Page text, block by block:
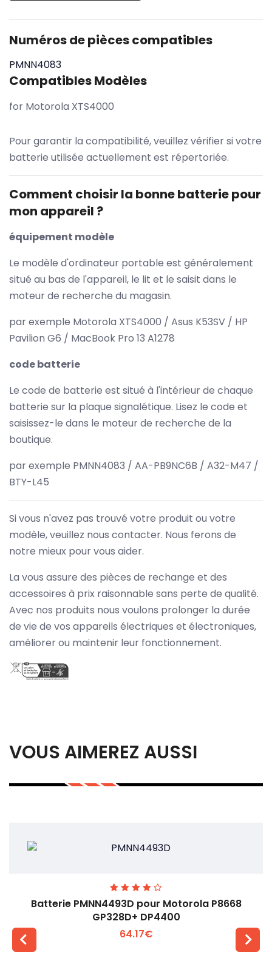
Numéros de pièces compatibles
PMNN4083
Compatibles Modèles
for Motorola XTS4000
Pour garantir la compatibilité, veuillez vérifier si votre
batterie utilisée actuellement est répertoriée.
Comment choisir la bonne batterie pour
mon appareil ?
équipement modèle
Le modèle d'ordinateur portable est généralement
situé au bas de l'appareil, le lit et le saisit dans le
moteur de recherche du magasin.
par exemple Motorola XTS4000 / Asus K53SV / HP
Pavilion G6 / MacBook Pro 13 A1278
code batterie
Le code de batterie est situé à l'intérieur de chaque
batterie sur la plaque signalétique. Lisez le code et
saisissez-le dans le moteur de recherche de la
boutique.
par exemple PMNN4083 / AA-PB9NC6B / A32-M47 /
BTY-L45
Si vous n'avez pas trouvé votre produit ou votre
modèle, veuillez nous contacter. Nous ferons de
notre mieux pour vous aider.
La vous assure des pièces de rechange et des
accessoires à prix raisonnable sans perte de qualité.
Avec nos produits nous voulons prolonger la durée
de vie de vos appareils électriques et électroniques,
améliorer ou maintenir leur fonctionnement.
VOUS AIMEREZ AUSSI
Batterie PMNN4493D pour Motorola P8668
GP328D+ DP4400
64.17€